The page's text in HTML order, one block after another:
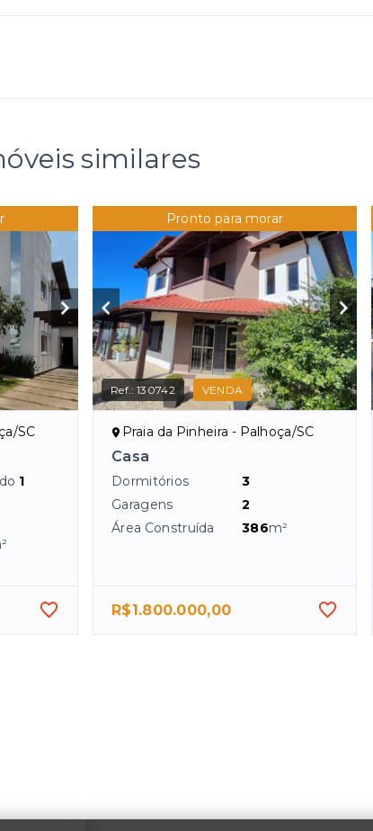
similares
SC
1
Pronto para morar
Ref.:130742 VENDA
Praia da Pinheira - Palhoça/SC
Casa
Dormitórios
3
Garagens
2
Área Construída
386m²
R$1.800.000,00